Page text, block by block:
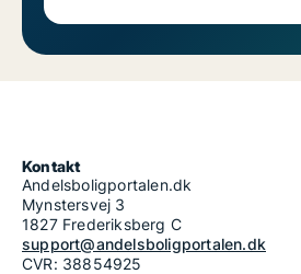
Kontakt
Andelsboligportalen.dk
Mynstersvej 3
1827 Frederiksberg C
support@andelsboligportalen.dk
CVR: 38854925